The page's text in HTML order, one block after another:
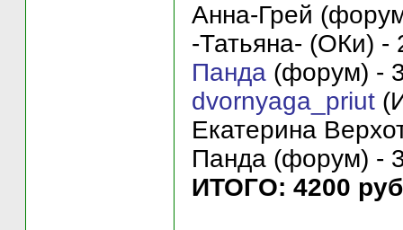
Анна-Грей
-Татьяна- (ОКи) -
Панда (форум) -
dvornyaga_priut
Екатерина
Панда (форум) -
ИТОГО: 4200